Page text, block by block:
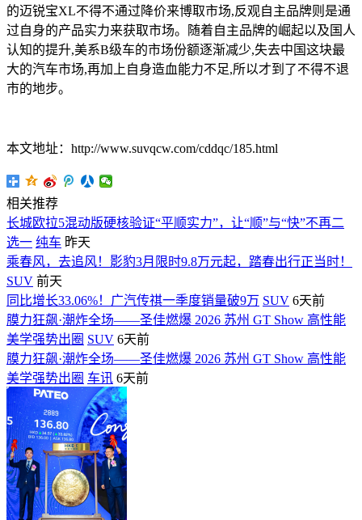
的迈锐宝XL不得不通过降价来博取市场,反观自主品牌则是通
过自身的产品实力来获取市场。随着自主品牌的崛起以及国人
认知的提升,美系B级车的市场份额逐渐减少,失去中国这块最
大的汽车市场,再加上自身造血能力不足,所以才到了不得不退
市的地步。
本文地址：http://www.suvqcw.com/cddqc/185.html
相关推荐
长城欧拉5混动版硬核验证“平顺实力”，让“顺”与“快”不再二
选一 纯车 昨天
乘春风，去追风！影豹3月限时9.8万元起，踏春出行正当时！
SUV 前天
同比增长33.06%！广汽传祺一季度销量破9万 SUV 6天前
膜力狂飙·潮炸全场——圣佳燃爆 2026 苏州 GT Show 高性能
美学强势出圈 SUV 6天前
膜力狂飙·潮炸全场——圣佳燃爆 2026 苏州 GT Show 高性能
美学强势出圈 车讯 6天前